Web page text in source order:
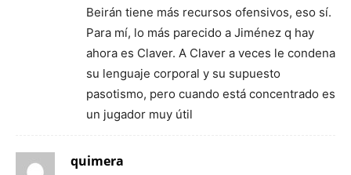
Beirán tiene más recursos ofensivos, eso sí.
Para mí, lo más parecido a Jiménez q hay
ahora es Claver. A Claver a veces le condena
su lenguaje corporal y su supuesto
pasotismo, pero cuando está concentrado es
un jugador muy útil
quimera